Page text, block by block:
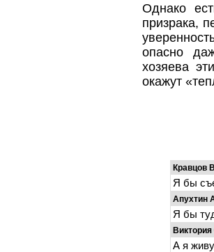
Однако
призрака,
опасно
хозяева
окажут
Кравцов
Я бы
Апухтин
Я бы
Виктория
А я